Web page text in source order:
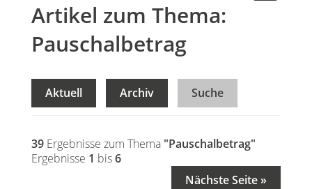
Artikel zum Thema:
Pauschalbetrag
Aktuell Archiv Suche
39Ergebnisse zum Thema "Pauschalbetrag"
Ergebnisse 1 bis6
Nächste Seite »